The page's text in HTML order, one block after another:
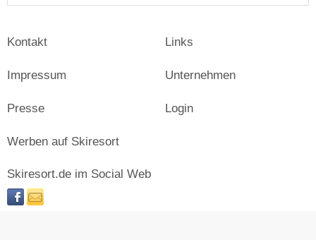
Kontakt
Impressum
Presse
Links
Unternehmen
Login
Werben auf Skiresort
Skiresort.de im Social Web
facebooknewsletter